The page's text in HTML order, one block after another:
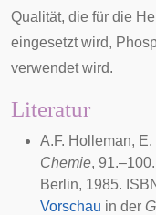
Qualität, die für die
eingesetzt wird,
verwendet wird.
Literatur
A.F. Holleman, E.
Chemie,
Berlin, 1985.
Vorschau in der